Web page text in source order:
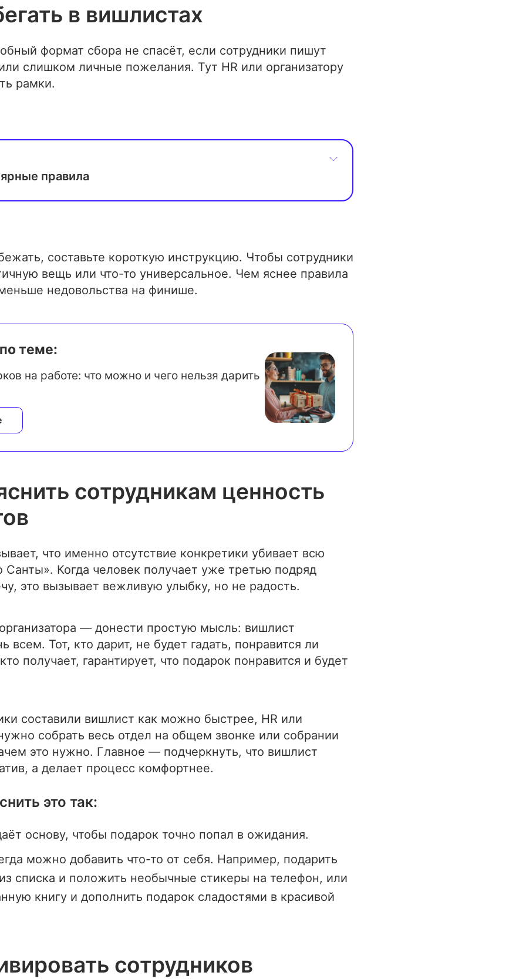
в вишлистах
формат сбора не спасёт, если сотрудники пишут
слишком личные пожелания. Тут HR или организатору
рамки.
правила
вещи:
или «сертификат на СПА за 10 000 ₽»
парфюм, одежда — слишком рискованно. То, что
еда:
диета, у кого-то религиозные ограничения, у кого-то
избегать.
составьте короткую инструкцию. Чтобы сотрудники
вещь или что-то универсальное. Чем яснее правила
недовольства на финише.
теме:
на работе: что можно и чего нельзя дарить
сотрудникам ценность
что именно отсутствие конкретики убивает всю
Санты». Когда человек получает уже третью подряд
это вызывает вежливую улыбку, но не радость.
— донести простую мысль: вишлист
всем. Тот, кто дарит, не будет гадать, понравится ли
получает, гарантирует, что подарок понравится и будет
составили вишлист как можно быстрее, HR или
собрать весь отдел на общем звонке или собрании
это нужно. Главное — подчеркнуть, что вишлист
а делает процесс комфортнее.
это так:
основу, чтобы подарок точно попал в ожидания.
можно добавить что-то от себя. Например, подарить
списка и положить необычные стикеры на телефон, или
книгу и дополнить подарок сладостями в красивой
сотрудников